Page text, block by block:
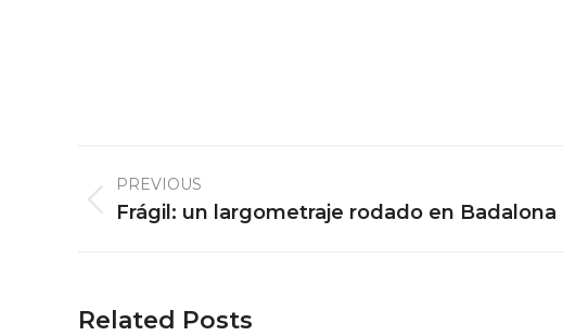
navigation
PREVIOUS
Previous
Frágil: un largometraje rodado en Badalona
Related Posts